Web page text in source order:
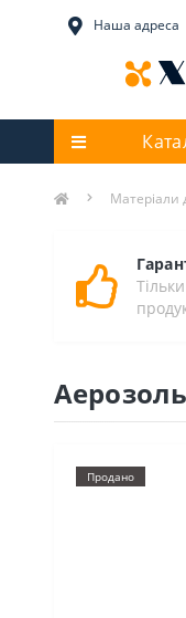
Наша адреса
Матеріали
Продано